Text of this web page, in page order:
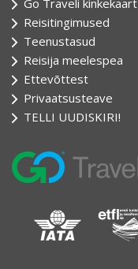
Reisitingimused
Teenustasud
Reisija meelespea
Ettevõttest
Privaatsusteave
TELLI UUDISKIRI!